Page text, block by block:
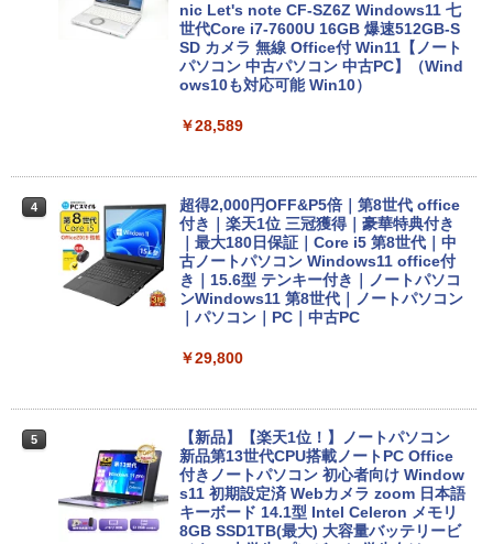
nic Let's note CF-SZ6Z Windows11 七
世代Core i7-7600U 16GB 爆速512GB-S
SD カメラ 無線 Office付 Win11【ノート
パソコン 中古パソコン 中古PC】（Wind
ows10も対応可能 Win10）
￥28,589
4
超得2,000円OFF&P5倍｜第8世代 office
付き｜楽天1位 三冠獲得｜豪華特典付き
｜最大180日保証｜Core i5 第8世代｜中
古ノートパソコン Windows11 office付
き｜15.6型 テンキー付き｜ノートパソコ
ンWindows11 第8世代｜ノートパソコン
｜パソコン｜PC｜中古PC
￥29,800
5
【新品】【楽天1位！】ノートパソコン
新品第13世代CPU搭載ノートPC Office
付きノートパソコン 初心者向け Window
s11 初期設定済 Webカメラ zoom 日本語
キーボード 14.1型 Intel Celeron メモリ
8GB SSD1TB(最大) 大容量バッテリービ